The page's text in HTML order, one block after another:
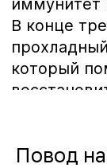
ПоводЧойс